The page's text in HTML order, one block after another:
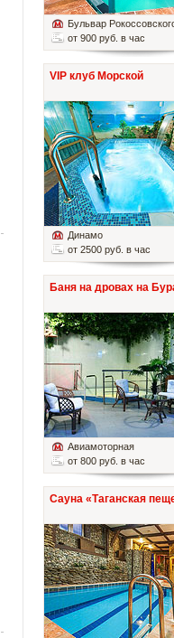
Бульвар
от 900 руб. в час
VIP клуб Морской
Динамо
от 2500 руб. в час
Баня на дровах на
Авиамоторная
от 800 руб. в час
Сауна «Таганская